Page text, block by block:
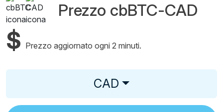
Prezzo cbBTC-CAD
$ Prezzo aggiornato ogni 2 minuti.
CAD